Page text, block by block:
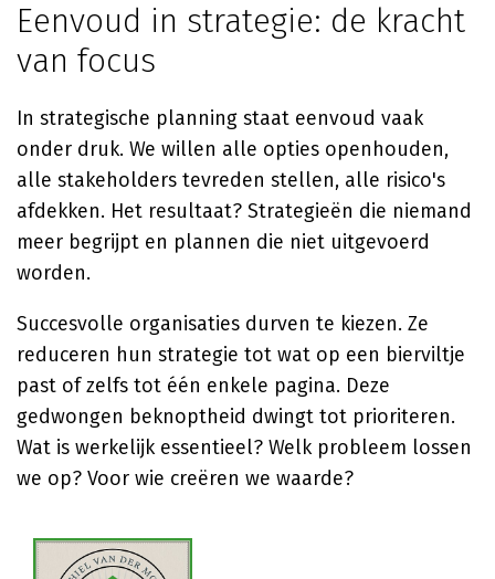
Eenvoud in strategie: de kracht
van focus
In strategische planning staat eenvoud vaak
onder druk. We willen alle opties openhouden,
alle stakeholders tevreden stellen, alle risico's
afdekken. Het resultaat? Strategieën die niemand
meer begrijpt en plannen die niet uitgevoerd
worden.
Succesvolle organisaties durven te kiezen. Ze
reduceren hun strategie tot wat op een bierviltje
past of zelfs tot één enkele pagina. Deze
gedwongen beknoptheid dwingt tot prioriteren.
Wat is werkelijk essentieel? Welk probleem lossen
we op? Voor wie creëren we waarde?